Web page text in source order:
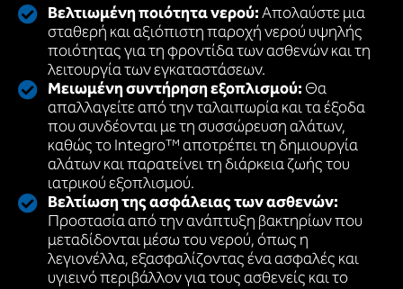
Βελτιωμένη ποιότητα νερού:Απολαύστε μια
σταθερή και αξιόπιστη παροχή νερού υψηλής
ποιότητας για τη φροντίδα των ασθενών και τη
λειτουργία των εγκαταστάσεων.
Μειωμένη συντήρηση εξοπλισμού:Θα
απαλλαγείτε από την ταλαιπωρία και τα έξοδα
που συνδέονται με τη συσσώρευση αλάτων,
καθώς το Integro™ αποτρέπει τη δημιουργία
αλάτων και παρατείνει τη διάρκεια ζωής του
ιατρικού εξοπλισμού.
Βελτίωση της ασφάλειας των ασθενών:
Προστασία από την ανάπτυξη βακτηρίων που
μεταδίδονται μέσω του νερού, όπως η
λεγιονέλλα, εξασφαλίζοντας ένα ασφαλές και
υγιεινό περιβάλλον για τους ασθενείς και το